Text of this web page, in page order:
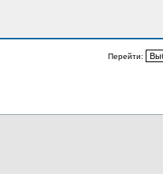
Перейти: